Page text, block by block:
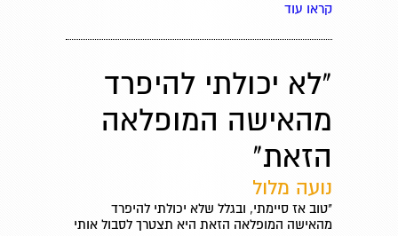
קראו עוד
"לא יכולתי להיפרד
מהאישה המופלאה
הזאת"
נועה מלול
"טוב אז סיימתי, ובגלל שלא יכולתי להיפרד
מהאישה המופלאה הזאת היא תצטרך לסבול אותי